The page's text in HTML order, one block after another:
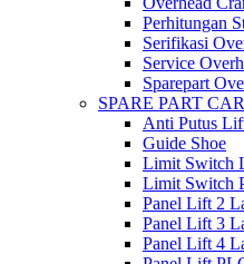
Perhitungan
Serifikasi
Service
Sparepart
SPARE PART
Anti Putus
Guide Shoe
Limit Switch
Limit Switch
Panel Lift 2
Panel Lift 3
Panel Lift 4